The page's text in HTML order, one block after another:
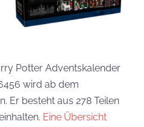
Potter Adventskalender
wird ab dem
Er besteht aus 278 Teilen
Eine Übersicht